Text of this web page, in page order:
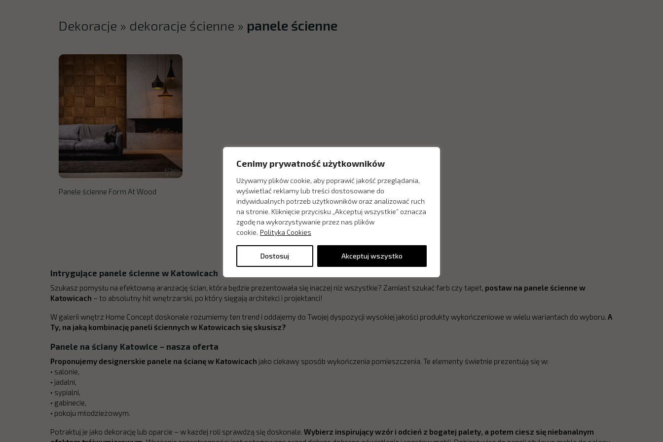
Cenimy prywatność użytkowników
Używamy plików cookie, aby poprawić jakość przeglądania,
wyświetlać reklamy lub treści dostosowane do
indywidualnych potrzeb użytkowników oraz analizować ruch
na stronie. Kliknięcie przycisku „Akceptuj wszystkie” oznacza
zgodę na wykorzystywanie przez nas plików
cookie. Polityka Cookies
Dostosuj Akceptuj wszystko
Dekoracje » dekoracje ścienne » panele ścienne
Panele ścienne Form At Wood
Intrygujące panele ścienne w Katowicach
Szukasz pomysłu na efektowną aranżację ścian, która będzie prezentowała się inaczej niż wszystkie? Zamiast szukać farb czy tapet, postaw na panele ścienne w
Katowicach – to absolutny hit wnętrzarski, po który sięgają architekci i projektanci!
W galerii wnętrz Home Concept doskonale rozumiemy ten trend i oddajemy do Twojej dyspozycji wysokiej jakości produkty wykończeniowe w wielu wariantach do wyboru. A
Ty, na jaką kombinację paneli ściennych w Katowicach się skusisz?
Panele na ściany Katowice – nasza oferta
Proponujemy designerskie panele na ścianę w Katowicach jako ciekawy sposób wykończenia pomieszczenia. Te elementy świetnie prezentują się w:
• salonie,
• jadalni,
• sypialni,
• gabinecie,
• pokoju młodzieżowym.
Potraktuj je jako dekorację lub oparcie – w każdej roli sprawdzą się doskonale. Wybierz inspirujący wzór i odcień z bogatej palety, a potem ciesz się niebanalnym